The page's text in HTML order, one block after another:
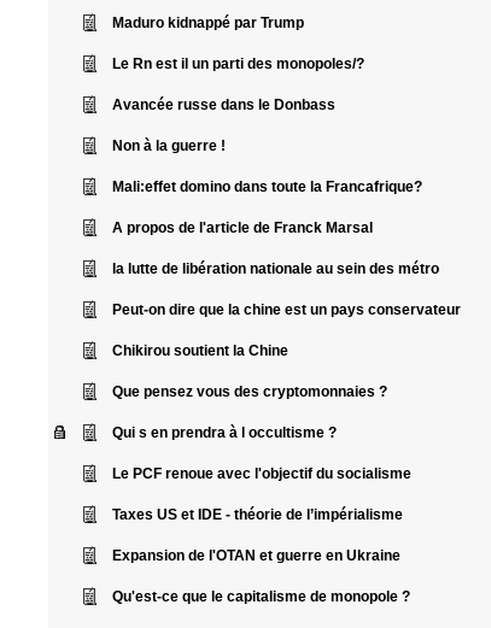
Maduro kidnappé par Trump
Le Rn est il un parti des monopoles/?
Avancée russe dans le Donbass
Non à la guerre !
Mali:effet domino dans toute la Francafrique?
A propos de l'article de Franck Marsal
la lutte de libération nationale au sein des métro
Peut-on dire que la chine est un pays conservateur
Chikirou soutient la Chine
Que pensez vous des cryptomonnaies ?
Qui s en prendra à l occultisme ?
Le PCF renoue avec l'objectif du socialisme
Taxes US et IDE - théorie de l’impérialisme
Expansion de l'OTAN et guerre en Ukraine
Qu'est-ce que le capitalisme de monopole ?